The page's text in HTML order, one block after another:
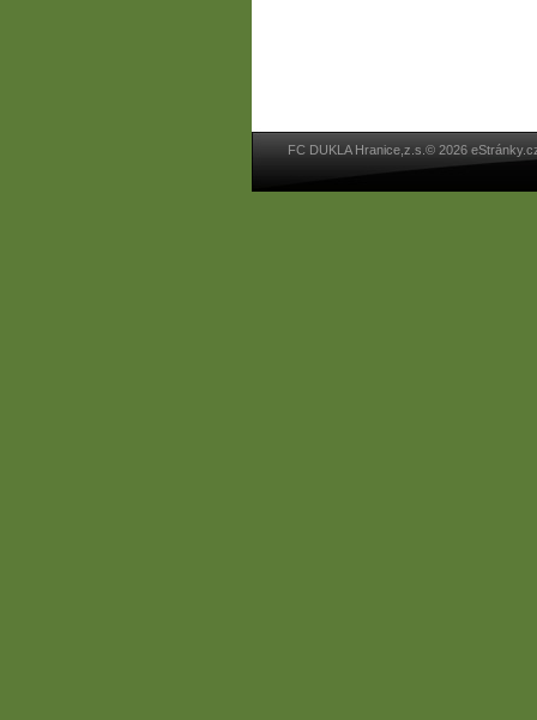
FC DUKLA Hranice,z.s.© 2026